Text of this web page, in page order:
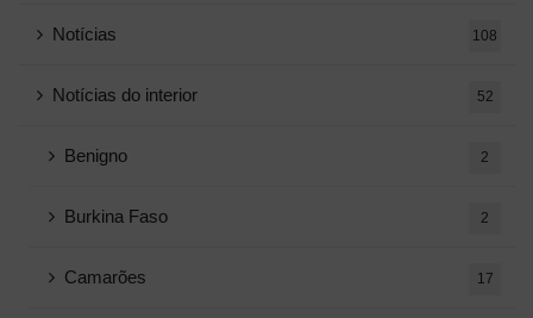
Notícias 108
Notícias do interior 52
Benigno 2
Burkina Faso 2
Camarões 17